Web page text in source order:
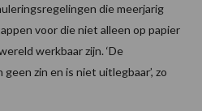
die meerjarig
voor die niet alleen op papier
werkbaar zijn. ‘De
zin en is niet uitlegbaar’, zo